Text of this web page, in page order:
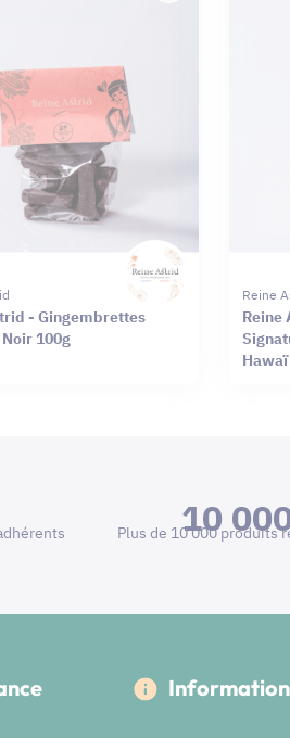
- Gingembrettes
100g
Reine
Reine
10
Plus de 10 000 produits
Information